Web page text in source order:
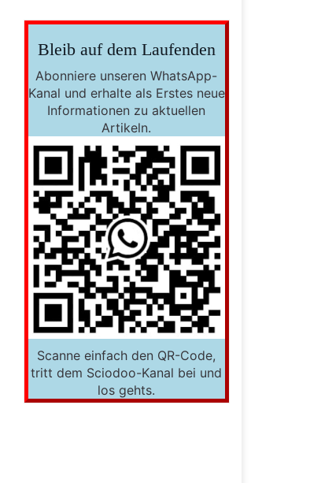
Bleib auf dem Laufenden
Abonniere unseren WhatsApp-
Kanal und erhalte als Erstes neue
Informationen zu aktuellen
Artikeln.
Scanne einfach den QR-Code,
tritt dem Sciodoo-Kanal bei und
los gehts.